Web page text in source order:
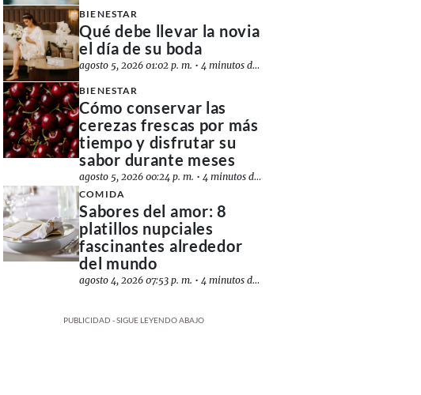
BIENESTAR
Qué debe llevar la novia
el día de su boda
agosto 5, 2026 01:02 p. m. •4 minutos de lectura
BIENESTAR
Cómo conservar las
cerezas frescas por más
tiempo y disfrutar su
sabor durante meses
agosto 5, 2026 00:24 p. m. •4 minutos de lectura
COMIDA
Sabores del amor: 8
platillos nupciales
fascinantes alrededor
del mundo
agosto 4, 2026 07:53 p. m. •4 minutos de lectura
PUBLICIDAD - SIGUE LEYENDO ABAJO